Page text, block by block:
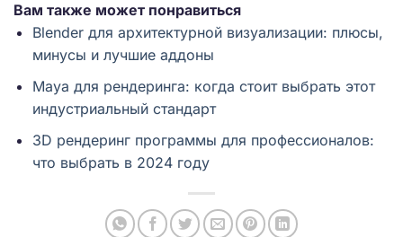
Вам также может понравиться
Blender для архитектурной визуализации: плюсы,
минусы и лучшие аддоны
Maya для рендеринга: когда стоит выбрать этот
индустриальный стандарт
3D рендеринг программы для профессионалов:
что выбрать в 2024 году